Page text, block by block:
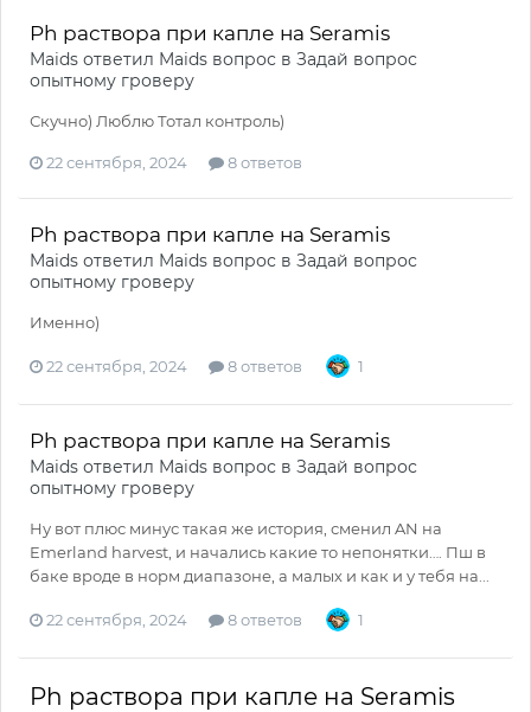
Ph раствора при капле на Seramis
Maids ответил Maids вопрос в Задай вопрос
опытному гроверу
Скучно) Люблю Тотал контроль)
22 сентября, 2024 8 ответов
Ph раствора при капле на Seramis
Maids ответил Maids вопрос в Задай вопрос
опытному гроверу
Именно)
22 сентября, 2024 8 ответов 1
Ph раствора при капле на Seramis
Maids ответил Maids вопрос в Задай вопрос
опытному гроверу
Ну вот плюс минус такая же история, сменил AN на
Emerland harvest, и начались какие то непонятки…. Пш в
баке вроде в норм диапазоне, а малых и как и у тебя на...
22 сентября, 2024 8 ответов 1
Ph раствора при капле на Seramis